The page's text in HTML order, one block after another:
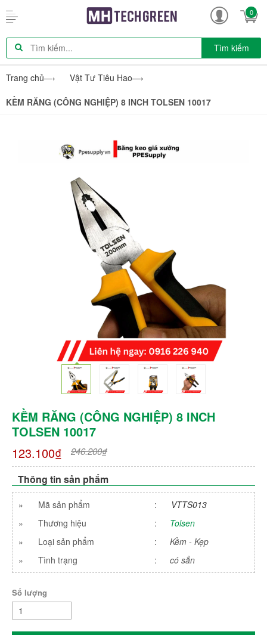
0
Tìm kiếm
Trang chủ—› Vật Tư Tiêu Hao—›
KỀM RĂNG (CÔNG NGHIỆP) 8 INCH TOLSEN 10017
KỀM RĂNG (CÔNG NGHIỆP) 8 INCH
TOLSEN 10017
123.100₫
246.200₫
Thông tin sản phẩm
» Mã sản phẩm :
VTTS013
»
Thương hiệu :
Tolsen
»
Loại sản phẩm :
Kềm - Kẹp
»
Tình trạng : có sẳn
Số lượng